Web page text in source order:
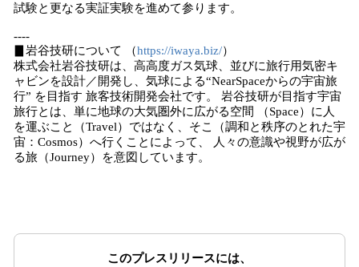
試験と更なる実証実験を進めて参ります。
----
▊岩谷技研について （https://iwaya.biz/）
株式会社岩谷技研は、高高度ガス気球、並びに旅行用気密キ
ャビンを設計／開発し、気球による“NearSpaceからの宇宙旅
行” を目指す 旅客技術開発会社です。 岩谷技研が目指す宇宙
旅行とは、単に地球の大気圏外に広がる空間 （Space）に人
を運ぶこと（Travel）ではなく、そこ（調和と秩序のとれた宇
宙：Cosmos）へ行くことによって、 人々の意識や視野が広が
る旅（Journey）を意図しています。
このプレスリリースには、